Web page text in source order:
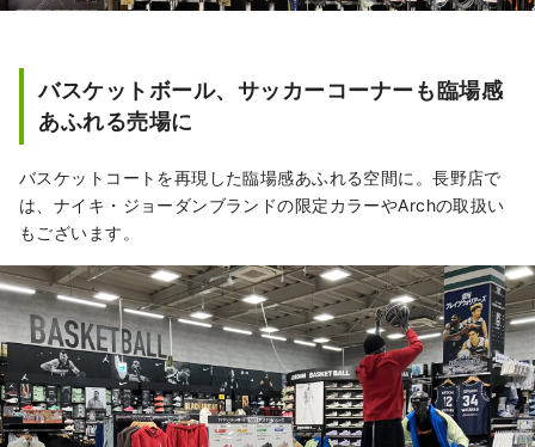
バスケットボール、サッカーコーナーも臨場感
あふれる売場に
バスケットコートを再現した臨場感あふれる空間に。長野店で
は、ナイキ・ジョーダンブランドの限定カラーやArchの取扱い
もございます。